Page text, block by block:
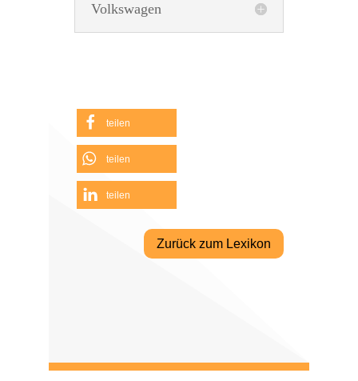
Volkswagen
teilen
teilen
teilen
Zurück zum Lexikon